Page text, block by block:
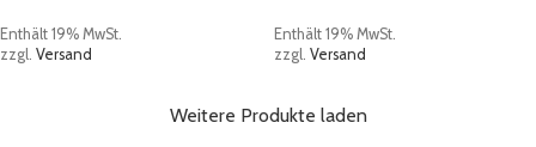
Enthält 19% MwSt.
zzgl. Versand
Enthält 19% MwSt.
zzgl. Versand
Weitere Produkte laden